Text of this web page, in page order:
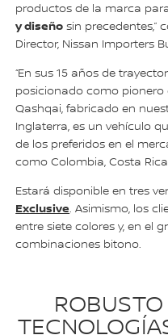
productos de la marca
y diseño sin precedentes,”
Director, Nissan Importers
“En sus 15 años de
posicionado como pionero
Qashqai, fabricado en
Inglaterra, es un vehículo
de los preferidos en el
como Colombia, Costa
Estará disponible en tres
Exclusive. Asimismo, los
entre siete colores y, en el
combinaciones bitono.